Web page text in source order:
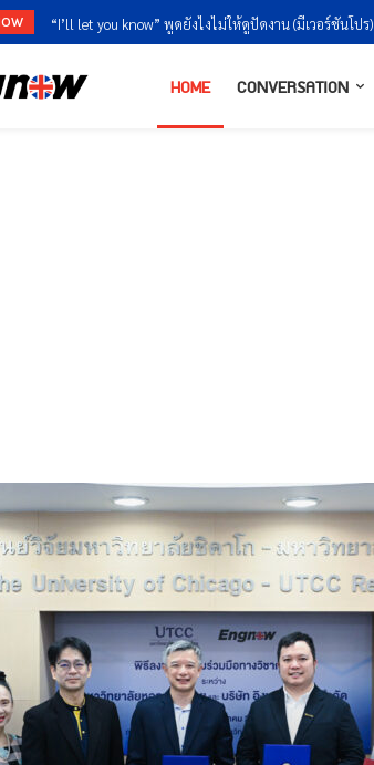
“I’m finished” vs “I’m done” ใช้ต่างกันยังไงให้ธรรมชาติ
HOME CONVERSATION